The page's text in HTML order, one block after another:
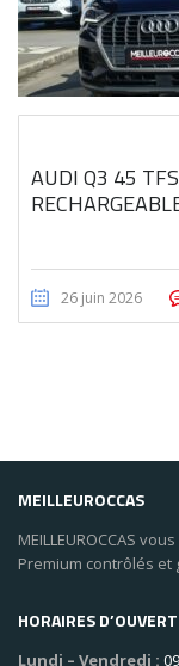
AUDI Q3 45
26 juin 2026
MEILLEUROCCAS
MEILLEUROCCAS
Premium contrôlés et
HORAIRES
Lundi – Vendredi :